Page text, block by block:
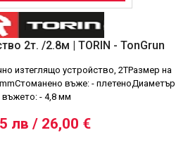
2т. /2.8м | TORIN - TonGrun
изтеглящо устройство, 2ТРазмер на
въже: - плетеноДиаметър
въжето: - 4,8 мм
лв / 26,00 €